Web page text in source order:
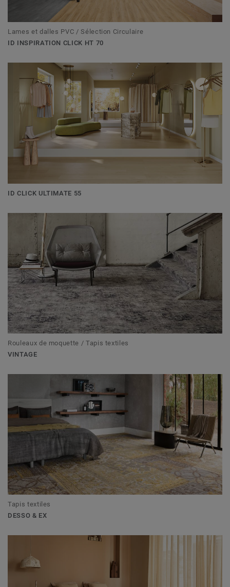
Lames et dalles PVC / Sélection Circulaire
ID INSPIRATION CLICK HT 70
ID CLICK ULTIMATE 55
Rouleaux de moquette / Tapis textiles
VINTAGE
Tapis textiles
DESSO & EX